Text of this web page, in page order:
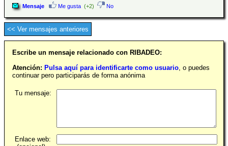
Mensaje Me gusta (+2) No
<< Ver mensajes anteriores
Escribe un mensaje relacionado con RIBADEO:
Atención: Pulsa aquí para identificarte como usuario , o puedes
continuar pero participarás de forma anónima
Tu mensaje:
Enlace web: